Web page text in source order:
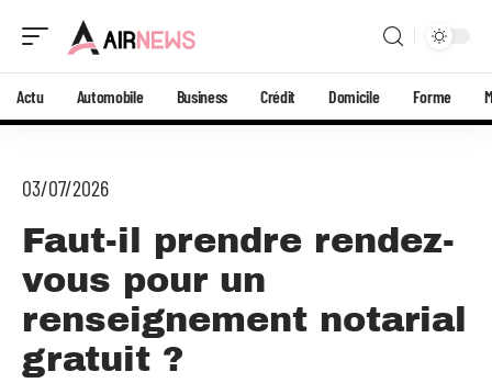
Actu Automobile Business Crédit Domicile Forme
03/07/2026
Faut-il prendre rendez-
vous pour un
renseignement notarial
gratuit ?